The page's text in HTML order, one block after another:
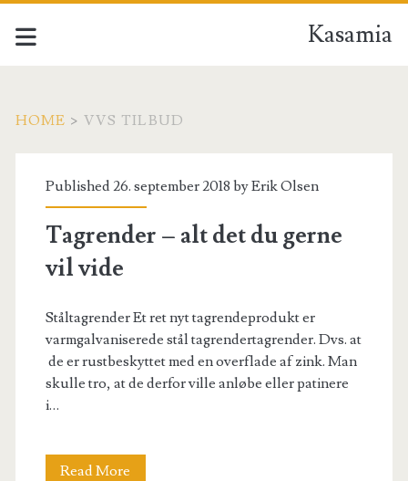
Kasamia
HOME > VVS TILBUD
Tag:
<span>vvs
tilbud</span>
Published 26. september 2018 byErik Olsen
Tagrender – alt det du gerne
vil vide
Ståltagrender Et ret nyt tagrendeprodukt er
varmgalvaniserede stål tagrendertagrender. Dvs. at
de er rustbeskyttet med en overflade af zink. Man
skulle tro, at de derfor ville anløbe eller patinere
i…
Read More